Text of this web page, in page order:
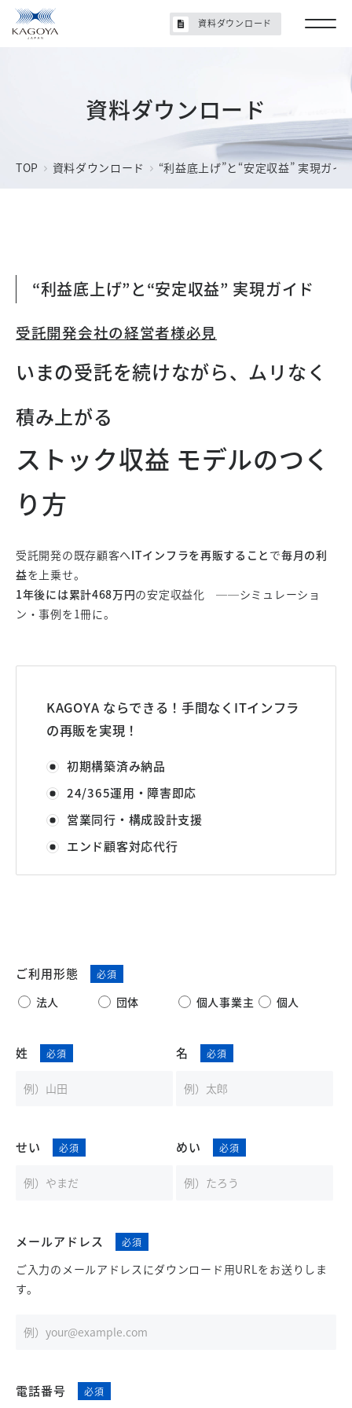
資料ダウンロード
TOP 資料ダウンロード “利益底上げ”と“安定収益” 実現ガイ
“利益底上げ”と“安定収益” 実現ガイド
受託開発会社の経営者様必見
いまの受託を続けながら、ムリなく
積み上がる
ストック収益 モデルのつく
り方
受託開発の既存顧客へITインフラを再販すること で毎月の利
益を上乗せ。
1年後には累計468万円の安定収益化 ──シミュレーショ
ン・事例を1冊に。
KAGOYA ならできる！手間なくITインフラ
の再販を実現！
初期構築済み納品
24/365運用・障害即応
営業同行・構成設計支援
エンド顧客対応代行
ご利用形態
法人 団体 個人事業主 個人
姓 名
せい めい
メールアドレス
ご入力のメールアドレスにダウンロード用URLをお送りしま
す。
電話番号
資料ダウンロード